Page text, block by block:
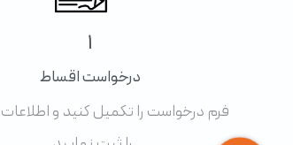
1
درخواست اقساط
فرم درخواست را تکمیل کنید و اطلاعات